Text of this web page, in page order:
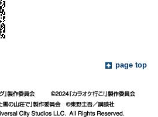
page top